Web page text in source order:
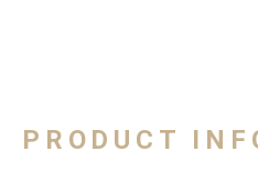
PRODUCT